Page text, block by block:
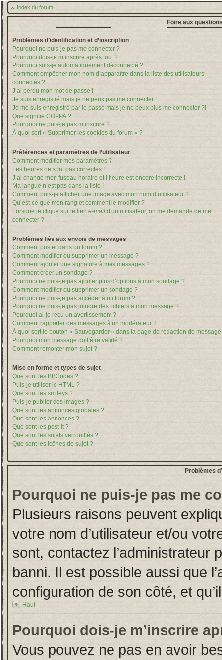
Index du forum
Foire aux
Problèmes d’identification et d’inscription
Pourquoi ne puis-je pas me connecter ?
Pourquoi dois-je m’inscrire après tout ?
Pourquoi suis-je automatiquement déconnecté ?
Comment empêcher mon nom d’apparaître dans la liste des utilisateurs
connectés ?
J’ai perdu mon mot de passe !
Je suis enregistré mais je ne peux pas me connecter !
Je me suis enregistré par le passé mais je ne peux plus me connecter ?!
Que signifie COPPA ?
Pourquoi ne puis-je pas m’inscrire ?
À quoi sert « Supprimer les cookies du forum » ?
Préférences et paramètres de l’utilisateur
Comment modifier mes paramètres ?
Les heures ne sont pas correctes !
J’ai changé mon fuseau horaire et l’heure est encore incorrecte !
Ma langue n’est pas dans la liste !
Comment puis-je afficher une image avec mon nom d’utilisateur ?
Qu’est-ce que mon rang et comment le modifier ?
Lorsque je clique sur le lien e-mail d’un utilisateur, on me demande de me
connecter ?
Problèmes liés aux envois de messages
Comment poster dans un forum ?
Comment modifier ou supprimer un message ?
Comment ajouter une signature à mes messages ?
Comment créer un sondage ?
Pourquoi ne puis-je pas ajouter plus d’options à mon sondage ?
Comment modifier ou supprimer un sondage ?
Pourquoi ne puis-je pas accéder à un forum ?
Pourquoi ne puis-je pas joindre des fichiers à mon message ?
Pourquoi ai-je reçu un avertissement ?
Comment rapporter des messages à un modérateur ?
À quoi sert le bouton « Sauvegarder » dans la page de rédaction de message
Pourquoi mon message doit être validé ?
Comment remonter mon sujet ?
Mise en forme et types de sujet
Que sont les BBCodes ?
Puis-je utiliser le HTML ?
Que sont les smileys ?
Puis-je publier des images ?
Que sont les annonces globales ?
Que sont les annonces ?
Que sont les post-it ?
Que sont les sujets verrouillés ?
Que sont les icônes de sujet ?
Problèmes
Pourquoi ne puis-je pas me
Plusieurs raisons peuvent
votre nom d’utilisateur et/ou
sont, contactez l’administrateur
banni. Il est possible aussi que
configuration de son côté, et
Haut
Pourquoi dois-je m’inscrire
Vous pouvez ne pas en avoir